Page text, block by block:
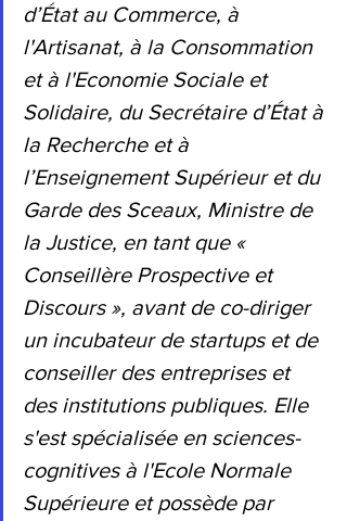
d’État au Commerce, à
l'Artisanat, à la Consommation
et à l'Economie Sociale et
Solidaire, du Secrétaire d’État à
la Recherche et à
l’Enseignement Supérieur et du
Garde des Sceaux, Ministre de
la Justice, en tant que «
Conseillère Prospective et
Discours », avant de co-diriger
un incubateur de startups et de
conseiller des entreprises et
des institutions publiques. Elle
s'est spécialisée en sciences-
cognitives à l'Ecole Normale
Supérieure et possède par